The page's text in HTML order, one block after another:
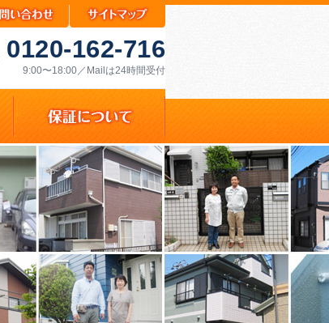
0120-162-716
9:00〜18:00／Mailは24時間受付